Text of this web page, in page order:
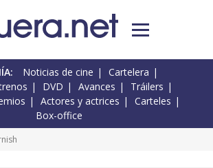
Noticias de cine
Cartelera
DVD Avances
Tráilers
Actores y actrices
Carteles
Box-office